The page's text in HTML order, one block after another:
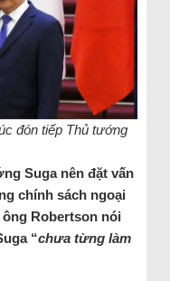
đón tiếp Thủ tướng
Suga nên đặt vấn
chính sách ngoại
Robertson nói
“chưa từng làm